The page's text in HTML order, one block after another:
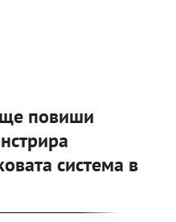
повиши
система в